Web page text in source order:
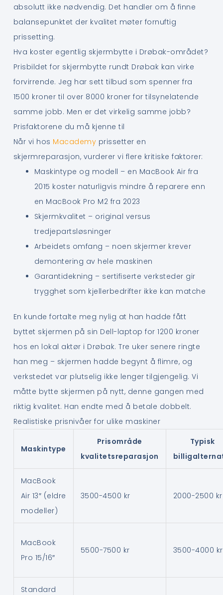
absolutt ikke nødvendig. Det handler om å finne
balansepunktet der kvalitet møter fornuftig
prissetting.
Hva koster egentlig skjermbytte i Drøbak-området?
Prisbildet for skjermbytte rundt Drøbak kan virke
forvirrende. Jeg har sett tilbud som spenner fra
1500 kroner til over 8000 kroner for tilsynelatende
samme jobb. Men er det virkelig samme jobb?
Prisfaktorene du må kjenne til
Når vi hos Macademy prissetter en
skjermreparasjon, vurderer vi flere kritiske faktorer:
Maskintype og modell – en MacBook Air fra
2015 koster naturligvis mindre å reparere enn
en MacBook Pro M2 fra 2023
Skjermkvalitet – original versus
tredjepartsløsninger
Arbeidets omfang – noen skjermer krever
demontering av hele maskinen
Garantidekning – sertifiserte verksteder gir
trygghet som kjellerbedrifter ikke kan matche
En kunde fortalte meg nylig at han hadde fått
byttet skjermen på sin Dell-laptop for 1200 kroner
hos en lokal aktør i Drøbak. Tre uker senere ringte
han meg – skjermen hadde begynt å flimre, og
verkstedet var plutselig ikke lenger tilgjengelig. Vi
måtte bytte skjermen på nytt, denne gangen med
riktig kvalitet. Han endte med å betale dobbelt.
Realistiske prisnivåer for ulike maskiner
Maskintype
Prisområde
kvalitetsreparasjon
Typisk
MacBook
Air 13″ (eldre
modeller)
3500-4500 kr 2000-2500 kr
MacBook
Pro 15/16″
5500-7500 kr 3500-4000 kr
Standard